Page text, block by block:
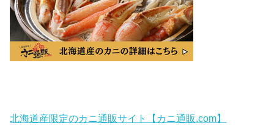
北海道産限定のカニ通販サイト【カニ通販.com】